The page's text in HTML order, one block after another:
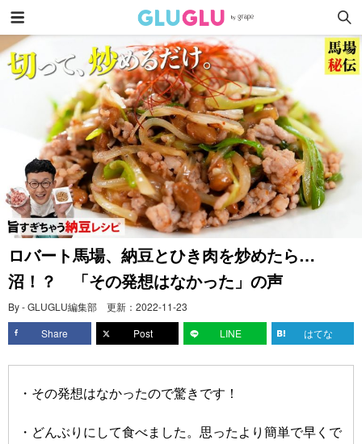
ロバート馬場、納豆とひき肉を炒めたら…
沼！？ 「その発想はなかった」の声
By - GLUGLU編集部 更新： 2022-11-23
Share
Post LINE はてな
・その発想はなかったので驚きです！
・どんぶりにして食べました。思ったより簡単で早くで